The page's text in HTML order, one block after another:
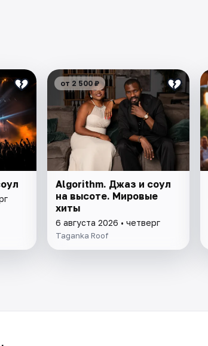
от 2 500 ₽
Algorithm. Джаз и соул
на высоте. Мировые
хиты
6 августа 2026 • четверг
Taganka Roof